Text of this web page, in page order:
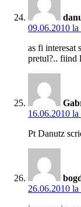
09.06.2010 la
as fi interesat
pretul?.. fiind
16.06.2010 la
Pt Danutz
26.06.2010 la